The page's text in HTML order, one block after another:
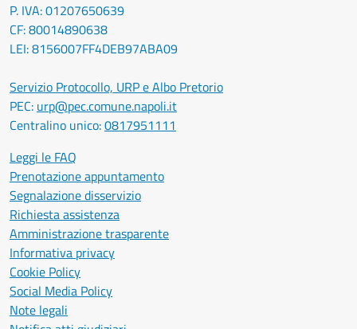
P. IVA: 01207650639
CF: 80014890638
LEI: 8156007FF4DEB97ABA09
Servizio Protocollo, URP e Albo Pretorio
PEC: urp@pec.comune.napoli.it
Centralino unico:0817951111
Leggi le FAQ
Prenotazione appuntamento
Segnalazione disservizio
Richiesta assistenza
Amministrazione trasparente
Informativa privacy
Cookie Policy
Social Media Policy
Note legali